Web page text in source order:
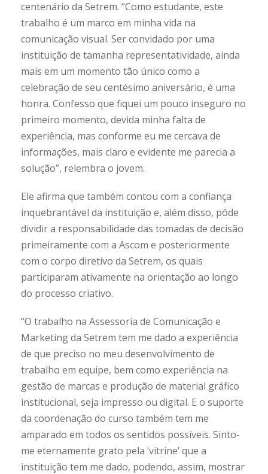
centenário da Setrem. “Como estudante, este
trabalho é um marco em minha vida na
comunicação visual. Ser convidado por uma
instituição de tamanha representatividade, ainda
mais em um momento tão único como a
celebração de seu centésimo aniversário, é uma
honra. Confesso que fiquei um pouco inseguro no
primeiro momento, devida minha falta de
experiência, mas conforme eu me cercava de
informações, mais claro e evidente me parecia a
solução”, relembra o jovem.
Ele afirma que também contou com a confiança
inquebrantável da instituição e, além disso, pôde
dividir a responsabilidade das tomadas de decisão
primeiramente com a Ascom e posteriormente
com o corpo diretivo da Setrem, os quais
participaram ativamente na orientação ao longo
do processo criativo.
“O trabalho na Assessoria de Comunicação e
Marketing da Setrem tem me dado a experiência
de que preciso no meu desenvolvimento de
trabalho em equipe, bem como experiência na
gestão de marcas e produção de material gráfico
institucional, seja impresso ou digital. E o suporte
da coordenação do curso também tem me
amparado em todos os sentidos possíveis. Sinto-
me eternamente grato pela ‘vitrine’ que a
instituição tem me dado, podendo, assim, mostrar